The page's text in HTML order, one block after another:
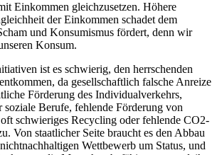
Einkommen gleichzusetzen. Höhere
der Einkommen schadet dem
und Konsumismus fördert, denn wir
Konsum.
ist es schwierig, den herrschenden
da gesellschaftlich falsche Anreize
Förderung des Individualverkehrs,
soziale Berufe, fehlende Förderung von
oft schwieriges Recycling oder fehlende CO2-
Von staatlicher Seite braucht es den Abbau
Wettbewerb um Status, und